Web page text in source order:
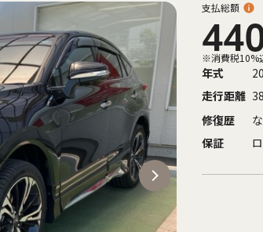
支払総額
※消費税10%
年式
走行距離
修復歴
保証